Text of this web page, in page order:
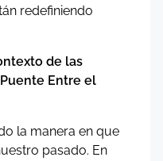
redefiniendo
de las
Entre el
la manera en que
pasado. En